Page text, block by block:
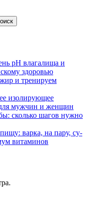
pH влагалища и
здоровью
и тренируем
изолирующее
мужчин и женщин
сколько шагов нужно
варка, на пару, су-
витаминов